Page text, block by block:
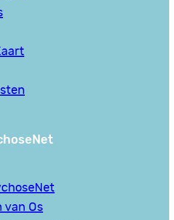
van Os